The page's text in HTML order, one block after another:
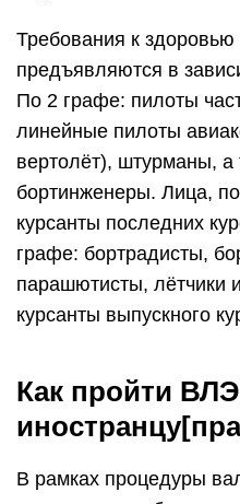
Требования к
предъявляются в
По 2 графе: пилоты
линейные пилоты
вертолёт), штурманы, а
бортинженеры. Лица,
курсанты последних
графе: бортрадисты,
парашютисты,
курсанты выпускного
Как пройти
В рамках процедуры